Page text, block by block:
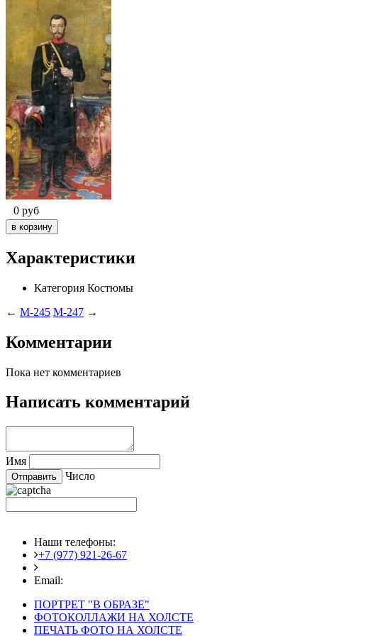
0 руб
Характеристики
Категория Костюмы
← M-245 M-247 →
Комментарии
Пока нет комментариев
Написать комментарий
Имя
Число
Наши телефоны:
+7 (977) 921-26-67
Email:
ПОРТРЕТ "В ОБРАЗЕ"
ФОТОКОЛЛАЖИ НА ХОЛСТЕ
ПЕЧАТЬ ФОТО НА ХОЛСТЕ